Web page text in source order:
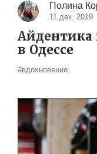
Полина
11 дек. 2019
Айдентика
в Одессе
#вдохновение